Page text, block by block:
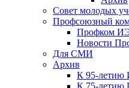
Совет молодых
Профсоюзный
Профком
Новости
Для СМИ
Архив
К 95-летию
К 75-летию